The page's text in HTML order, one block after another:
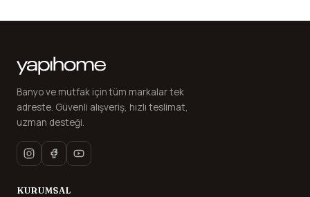
Banyo ve mutfak için tüm markalar tek
adreste. Güvenli alışveriş, hızlı teslimat,
uzman desteği.
KURUMSAL